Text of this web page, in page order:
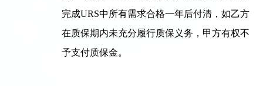
完成URS中所有需求合格一年后付清，如乙方
在质保期内未充分履行质保义务，甲方有权不
予支付质保金。